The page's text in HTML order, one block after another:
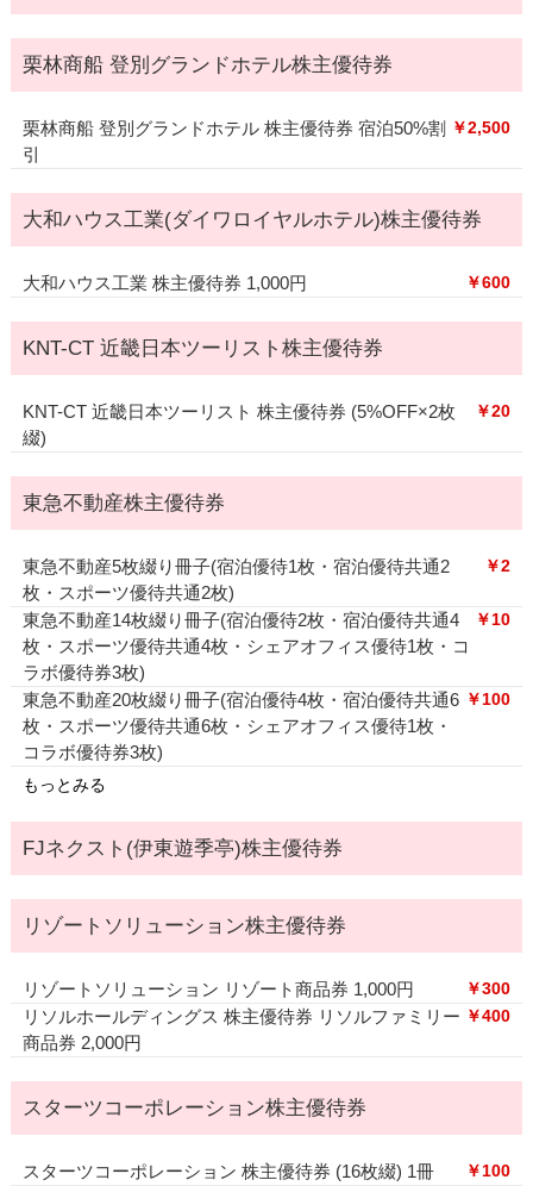
栗林商船 登別グランドホテル株主優待券
栗林商船 登別グランドホテル 株主優待券 宿泊50%割
引
￥2,500
大和ハウス工業(ダイワロイヤルホテル)株主優待券
大和ハウス工業 株主優待券 1,000円 ￥600
KNT-CT 近畿日本ツーリスト株主優待券
KNT-CT 近畿日本ツーリスト 株主優待券 (5%OFF×2枚
綴)
￥20
東急不動産株主優待券
東急不動産5枚綴り冊子(宿泊優待1枚・宿泊優待共通2
枚・スポーツ優待共通2枚)
￥2
東急不動産14枚綴り冊子(宿泊優待2枚・宿泊優待共通4
枚・スポーツ優待共通4枚・シェアオフィス優待1枚・コ
ラボ優待券3枚)
￥10
東急不動産20枚綴り冊子(宿泊優待4枚・宿泊優待共通6
枚・スポーツ優待共通6枚・シェアオフィス優待1枚・
コラボ優待券3枚)
￥100
もっとみる
FJネクスト(伊東遊季亭)株主優待券
リゾートソリューション株主優待券
リゾートソリューション リゾート商品券 1,000円 ￥300
リソルホールディングス 株主優待券 リソルファミリー
商品券 2,000円
￥400
スターツコーポレーション株主優待券
スターツコーポレーション 株主優待券 (16枚綴) 1冊 ￥100